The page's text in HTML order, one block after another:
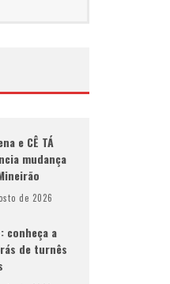
e CÊ TÁ
mudança
de 2026
conheça a
de turnês